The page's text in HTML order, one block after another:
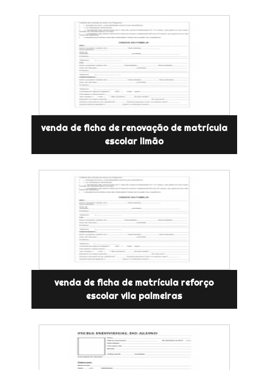
venda de ficha de renovação de matrícula
escolar limão
venda de ficha de matrícula reforço
escolar vila palmeiras